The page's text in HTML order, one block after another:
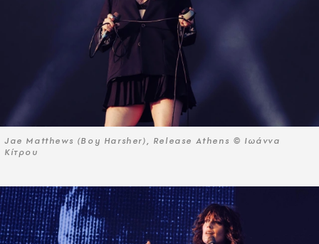
Jae Matthews (Boy Harsher), Release Athens © Ιωάννα
Κίτρου